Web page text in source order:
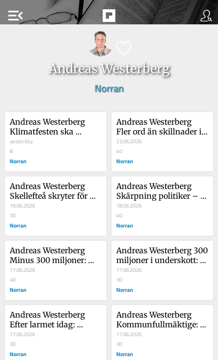
menu_open
Andreas Westerberg
Norran
Andreas Westerberg
Klimatfesten ska
påverka valet – det
verkar S inte förstå
yesterday
8
Norran
Andreas Westerberg
Fler ord än skillnader i
Norsjö – men valet kan
avgöras av tonen
23.06.2026
40
Norran
Andreas Westerberg
Skellefteå skryter för
mycket – midsommar
visar en annan väg
19.06.2026
30
Norran
Andreas Westerberg
Skärpning politiker –
här är skolan som borde
läggas ner
18.06.2026
40
Norran
Andreas Westerberg
Minus 300 miljoner:
"Mycket allvarligt för
kommunen på sikt"
17.06.2026
40
Norran
Andreas Westerberg 300
miljoner i underskott:
Debatt just nu om
Skellefteås ekonomi
17.06.2026
30
Norran
Andreas Westerberg
Efter larmet idag:
Debatt om Skellefteås
ekonomi
17.06.2026
30
Norran
Andreas Westerberg
Kommunfullmäktige:
Hur arbetar
gymnasieskolan mot
gängen?
17.06.2026
30
Norran